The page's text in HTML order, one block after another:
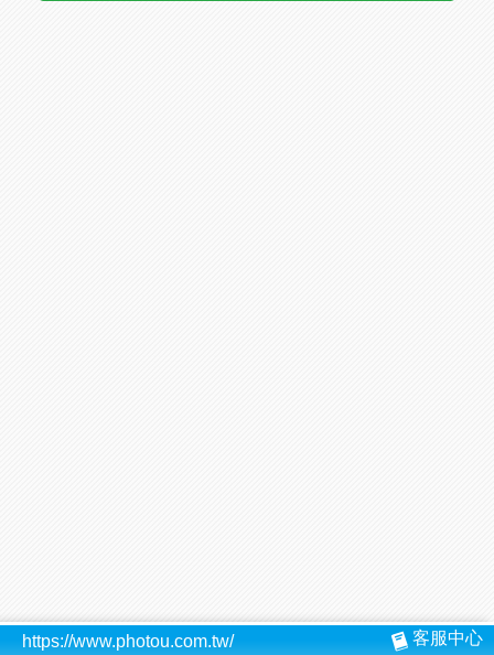
https://www.photou.com.tw/ 客服中心